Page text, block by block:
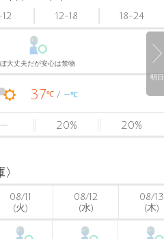
明日
12-18 18-24
大丈夫だが安心は禁物
37℃ -℃
20% 20%
08/11
(火)
08/12
(水)
08/13
(木)